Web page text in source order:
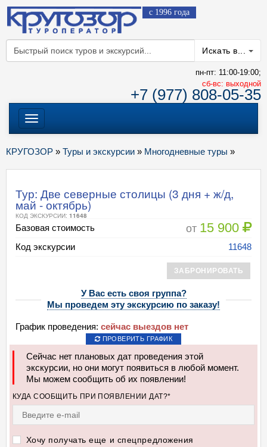
с 1996 года
Искать в...
пн-пт: 11:00-19:00;
cб-вс: выходной
+7 (977) 808-05-35
Меню
КРУГОЗОР » Туры и экскурсии » Многодневные туры »
Тур: Две северные столицы (3 дня + ж/д,
май - октябрь)
КОД ЭКСКУРСИИ: 11648
Базовая стоимость от 15 900
Код экскурсии 11648
ЗАБРОНИРОВАТЬ
У Вас есть своя группа?
Мы проведем эту экскурсию по заказу!
График проведения: сейчас выездов нет
ПРОВЕРИТЬ ГРАФИК
Сейчас нет плановых дат проведения этой
экскурсии, но они могут появиться в любой момент.
Мы можем сообщить об их появлении!
КУДА СООБЩИТЬ ПРИ ПОЯВЛЕНИИ ДАТ?*
Хочу получать еще и спецпредложения